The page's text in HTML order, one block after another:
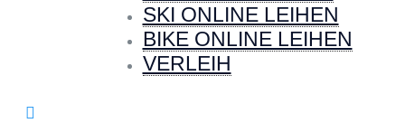
SKI ONLINE LEIHEN
BIKE ONLINE LEIHEN
VERLEIH